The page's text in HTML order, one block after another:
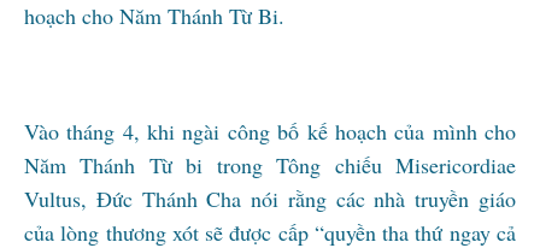
hoạch cho Năm Thánh Từ Bi.
Vào tháng 4, khi ngài công bố kế hoạch của mình cho
Năm Thánh Từ bi trong Tông chiếu Misericordiae
Vultus, Đức Thánh Cha nói rằng các nhà truyền giáo
của lòng thương xót sẽ được cấp “quyền tha thứ ngay cả